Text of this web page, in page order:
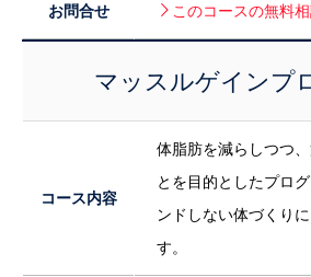
お問合せ このコースの無料
マッスルゲインプ
コース内容
体脂肪を減らしつつ
とを目的としたプロ
ンドしない体づくり
す。